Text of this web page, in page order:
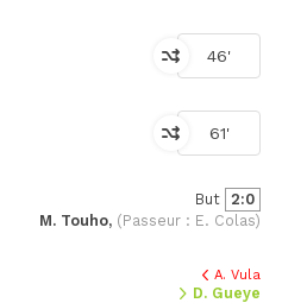
46'
61'
But 2:0
M. Touho, (Passeur : E. Colas)
A. Vula
D. Gueye